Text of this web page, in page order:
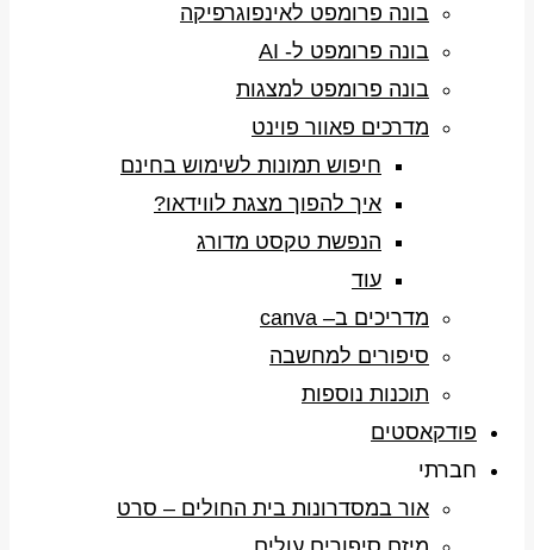
בונה פרומפט לאינפוגרפיקה
בונה פרומפט ל- AI
בונה פרומפט למצגות
מדרכים פאוור פוינט
חיפוש תמונות לשימוש בחינם
איך להפוך מצגת לווידאו?
הנפשת טקסט מדורג
עוד
מדריכים ב– canva
סיפורים למחשבה
תוכנות נוספות
פודקאסטים
חברתי
אור במסדרונות בית החולים – סרט